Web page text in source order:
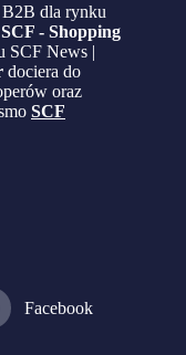
dla rynku
- Shopping
SCF News |
dociera do
oraz
SCF
Facebook